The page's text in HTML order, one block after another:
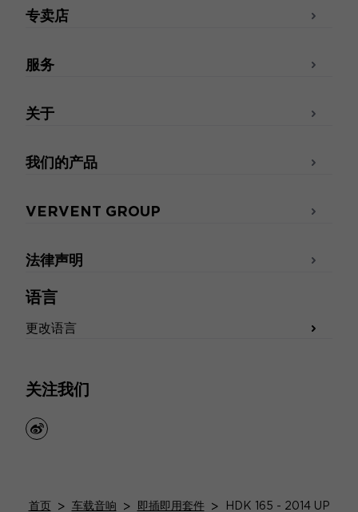
语言
更改语言
关注我们
weibo
专卖店
服务
关于
我们的产品
VERVENT GROUP
法律声明
首页 > 车载音响 > 即插即用套件 > HDK 165 - 2014 UP